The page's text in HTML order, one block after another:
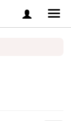
Zaloguj
się